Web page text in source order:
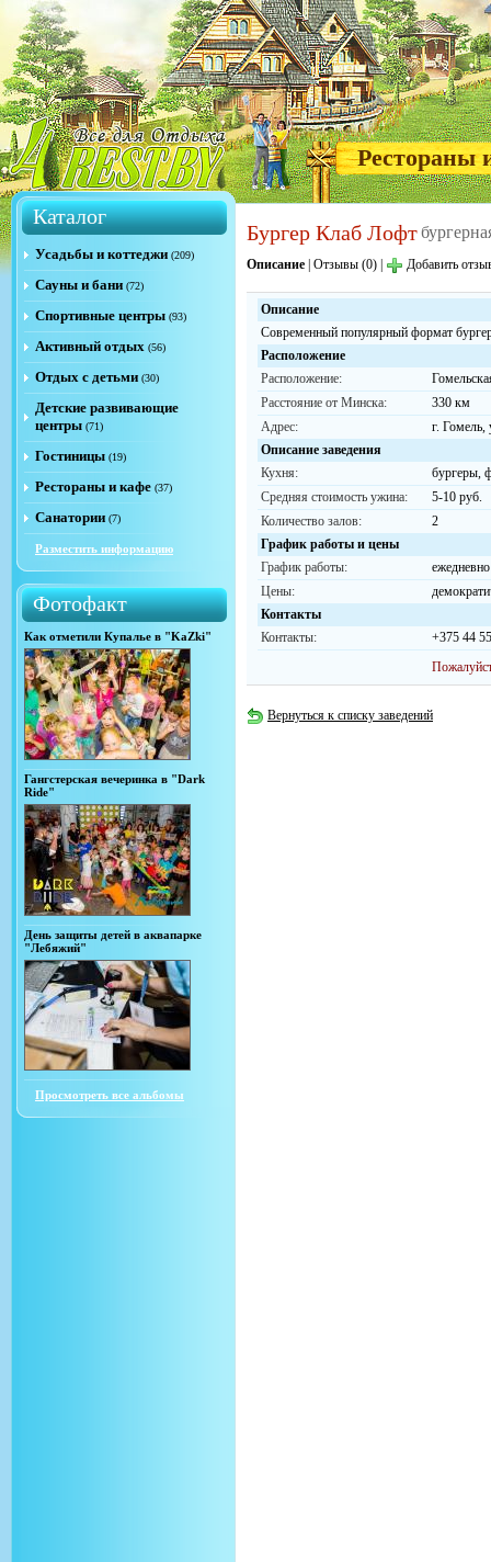
Рестораны
Каталог
Усадьбы и коттеджи (209)
Сауны и бани (72)
Спортивные центры (93)
Активный отдых (56)
Отдых с детьми (30)
Детские развивающие
центры (71)
Гостиницы (19)
Рестораны и кафе (37)
Санатории (7)
Разместить информацию
Фотофакт
Как отметили Купалье в "KaZki"
Гангстерская вечеринка в "Dark
Ride"
День защиты детей в аквапарке
"Лебяжий"
Просмотреть все альбомы
Бургер Клаб Лофт
Описание Отзывы (0) Добавить
Описание
Современный популярный формат
Расположение
Расположение:
Расстояние от Минска:
330 км
Адрес:
г. Гомель,
Описание заведения
Кухня:
бургеры,
Средняя стоимость ужина:
5-10 руб.
Количество залов:
2
График работы и цены
График работы:
Цены:
Контакты
Контакты:
+375 44
Вернуться к списку заведений